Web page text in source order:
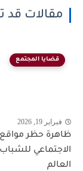
مقالات قد
قضايا المجتمع
فبراير 19, 2026
ظاهرة حظر مواقع
الاجتماعي
العالم